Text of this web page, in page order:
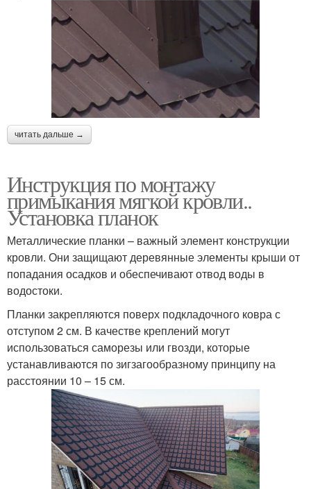
читать дальше →
Инструкция по монтажу
примыкания мягкой кровли..
Установка планок
Металлические планки – важный элемент конструкции
кровли. Они защищают деревянные элементы крыши от
попадания осадков и обеспечивают отвод воды в
водостоки.
Планки закрепляются поверх подкладочного ковра с
отступом 2 см. В качестве креплений могут
использоваться саморезы или гвозди, которые
устанавливаются по зигзагообразному принципу на
расстоянии 10 – 15 см.